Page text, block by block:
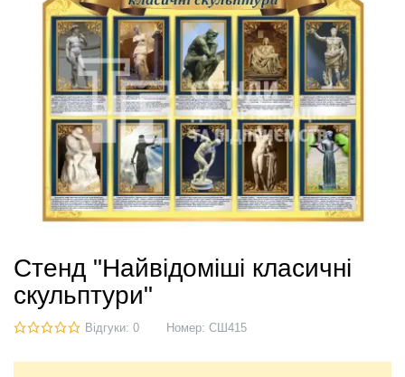
Стенд "Найвідоміші класичні
скульптури"
Відгуки: 0 Номер: СШ415